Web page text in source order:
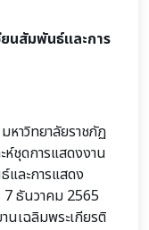
นสัมพันธ์และการ
ทยาลัยราชภัฏ
ชุดการแสดงงาน
ละการแสดง
7 ธันวาคม 2565
นเฉลิมพระเกียรติ